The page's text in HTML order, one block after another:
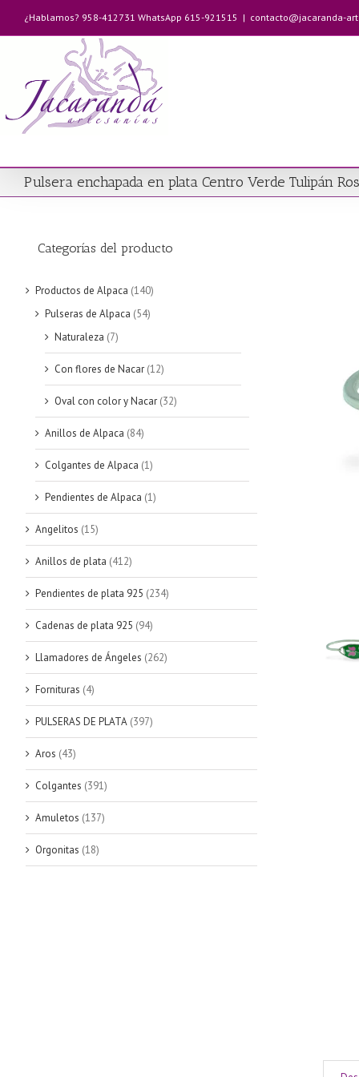
contenido
¿Hablamos? 958-412731 WhatsApp 615-921515 | contacto@jacaranda-
Pulsera enchapada en plata Centro Verde Tulipán
Categorías del producto
Productos de Alpaca (140)
Pulseras de Alpaca (54)
Naturaleza (7)
Con flores de Nacar (12)
Oval con color y Nacar (32)
Anillos de Alpaca (84)
Colgantes de Alpaca (1)
Pendientes de Alpaca (1)
Angelitos (15)
Anillos de plata (412)
Pendientes de plata 925 (234)
Cadenas de plata 925 (94)
Llamadores de Ángeles (262)
Fornituras (4)
PULSERAS DE PLATA (397)
Aros (43)
Colgantes (391)
Amuletos (137)
Orgonitas (18)